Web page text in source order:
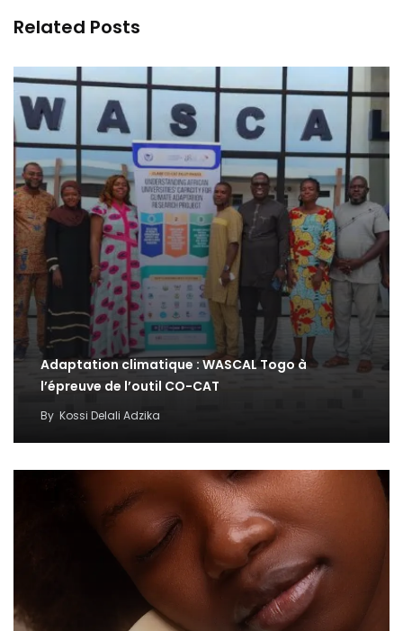
Related Posts
Adaptation climatique : WASCAL Togo à
l’épreuve de l’outil CO-CAT
By Kossi Delali Adzika